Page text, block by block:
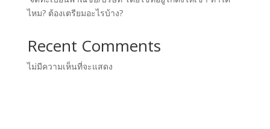
ไหม? ต้องเตรียมอะไรบ้าง?
Recent Comments
ไม่มีความเห็นที่จะแสดง